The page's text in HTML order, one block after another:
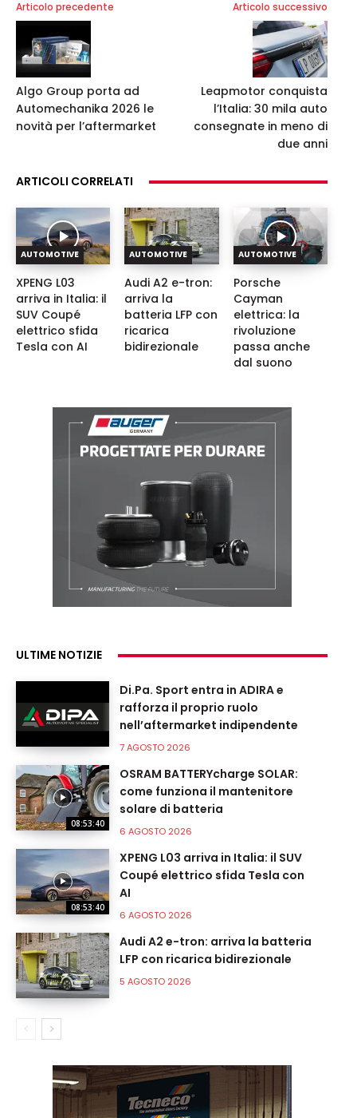
Articolo precedente
Algo Group porta ad
Automechanika 2026 le
novità per l’aftermarket
Articolo successivo
Leapmotor conquista
l’Italia: 30 mila auto
consegnate in meno di
due anni
ARTICOLI CORRELATI
AUTOMOTIVE
XPENG L03
arriva in Italia: il
SUV Coupé
elettrico sfida
Tesla con AI
AUTOMOTIVE
Audi A2 e-tron:
arriva la
batteria LFP con
ricarica
bidirezionale
AUTOMOTIVE
Porsche
Cayman
elettrica: la
rivoluzione
passa anche
dal suono
ULTIME NOTIZIE
Di.Pa. Sport entra in ADIRA e
rafforza il proprio ruolo
nell’aftermarket indipendente
7 AGOSTO 2026
08:53:40
OSRAM BATTERYcharge SOLAR:
come funziona il mantenitore
solare di batteria
6 AGOSTO 2026
08:53:40
XPENG L03 arriva in Italia: il SUV
Coupé elettrico sfida Tesla con
AI
6 AGOSTO 2026
Audi A2 e-tron: arriva la batteria
LFP con ricarica bidirezionale
5 AGOSTO 2026